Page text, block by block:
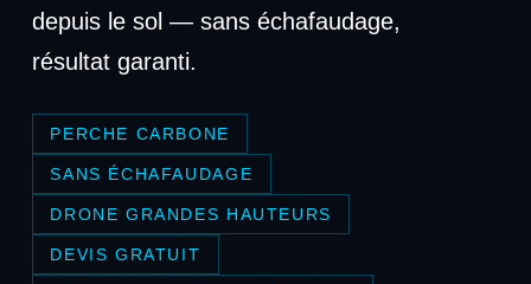
depuis le sol — sans échafaudage,
résultat garanti.
PERCHE CARBONE
SANS ÉCHAFAUDAGE
DRONE GRANDES HAUTEURS
DEVIS GRATUIT